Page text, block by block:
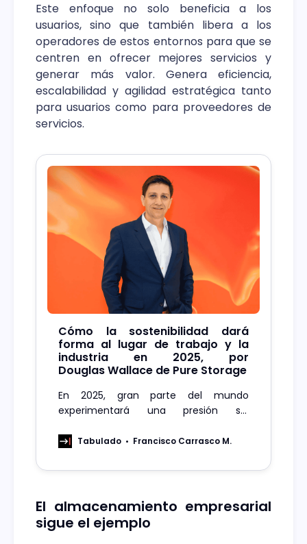
Este enfoque no solo beneficia a los
usuarios, sino que también libera a los
operadores de estos entornos para que se
centren en ofrecer mejores servicios y
generar más valor. Genera eficiencia,
escalabilidad y agilidad estratégica tanto
para usuarios como para proveedores de
servicios.
Cómo la sostenibilidad dará
forma al lugar de trabajo y la
industria en 2025, por
Douglas Wallace de Pure Storage
En 2025, gran parte del mundo
experimentará una presión sin
tecnológico con la sostenibilidad
verdad?
Tabulado Francisco Carrasco M.
El almacenamiento empresarial
sigue el ejemplo